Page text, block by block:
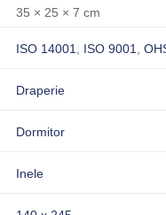
35 × 25 × 7 cm
ISO 14001 ISO 9001
Draperie
Dormitor
Inele